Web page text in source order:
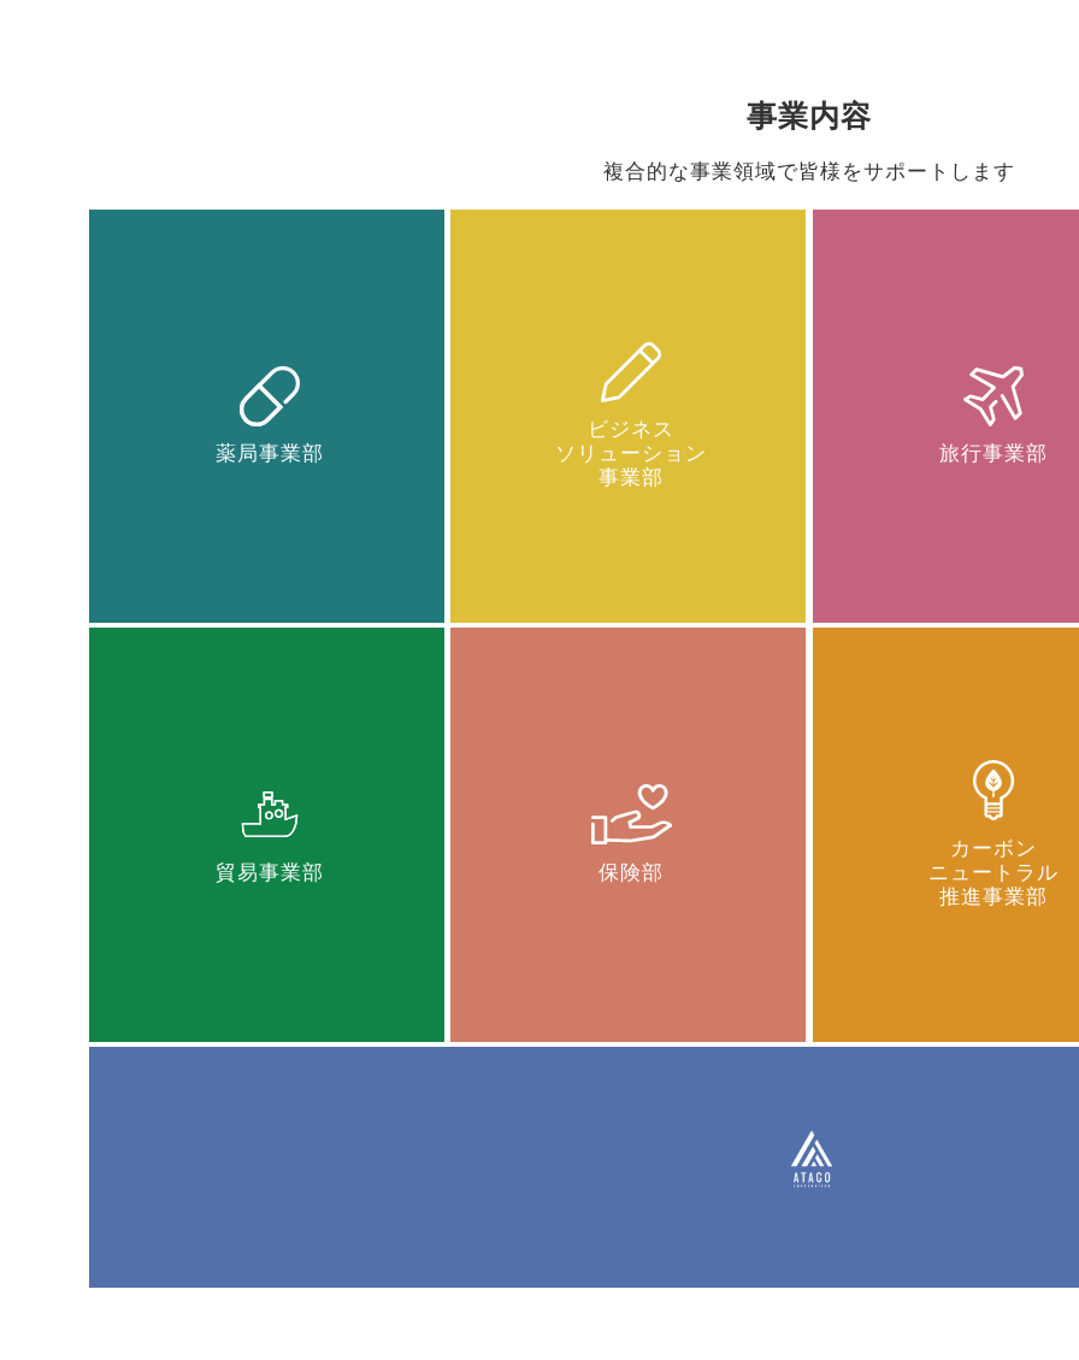
事業内容
複合的な事業領域で皆様をサポートします
薬局事業部
ビジネス
ソリューション
事業部
旅行事業部
貿易事業部 保険部
カーボン
ニュートラル
推進事業部